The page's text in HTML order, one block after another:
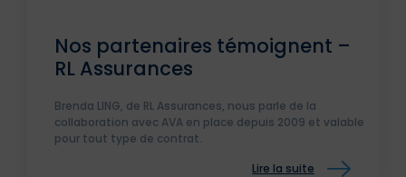
Nos partenaires témoignent –
RL Assurances
Brenda LING, de RL Assurances, nous parle de la
collaboration avec AVA en place depuis 2009 et valable
pour tout type de contrat.
Lire la suite